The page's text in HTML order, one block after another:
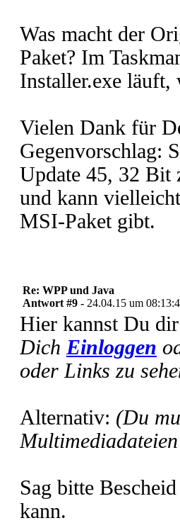
Was macht der
Paket? Im
Installer.exe
Vielen Dank für
Gegenvorschlag:
Update 45, 32 Bit
und kann
MSI-Paket gibt.
Re: WPP und Java
Antwort #9 - 24.04.15 um
Hier kannst Du
Dich Einloggen
oder Links zu
Alternativ: (Du
Sag bitte
kann.